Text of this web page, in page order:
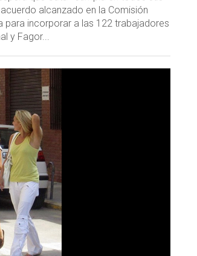
alcanzado en la Comisión
para incorporar a las 122 trabajadores
y Fagor...